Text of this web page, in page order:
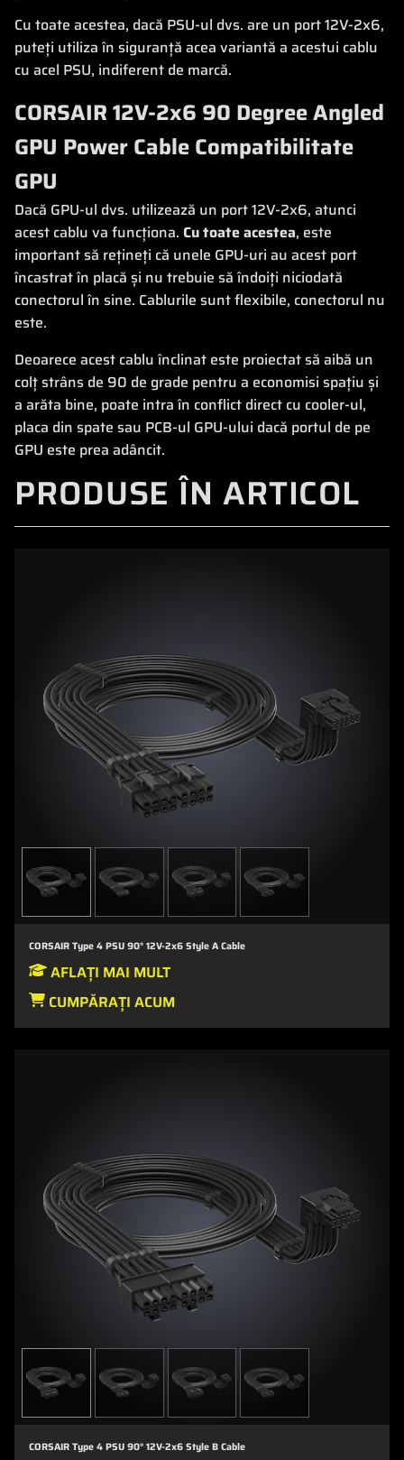
Cu toate acestea, dacă PSU-ul dvs. are un port 12V-2x6,
puteți utiliza în siguranță acea variantă a acestui cablu
cu acel PSU, indiferent de marcă.
CORSAIR 12V-2x6 90 Degree Angled
GPU Power Cable Compatibilitate
GPU
Dacă GPU-ul dvs. utilizează un port 12V-2x6, atunci
acest cablu va funcționa. Cu toate acestea, este
important să rețineți că unele GPU-uri au acest port
încastrat în placă și nu trebuie să îndoiți niciodată
conectorul în sine. Cablurile sunt flexibile, conectorul nu
este.
Deoarece acest cablu înclinat este proiectat să aibă un
colț strâns de 90 de grade pentru a economisi spațiu și
a arăta bine, poate intra în conflict direct cu cooler-ul,
placa din spate sau PCB-ul GPU-ului dacă portul de pe
GPU este prea adâncit.
PRODUSE ÎN ARTICOL
CORSAIR Type 4 PSU 90° 12V-2x6 Style A Cable
AFLAȚI MAI MULT
CUMPĂRAȚI ACUM
CORSAIR Type 4 PSU 90° 12V-2x6 Style B Cable